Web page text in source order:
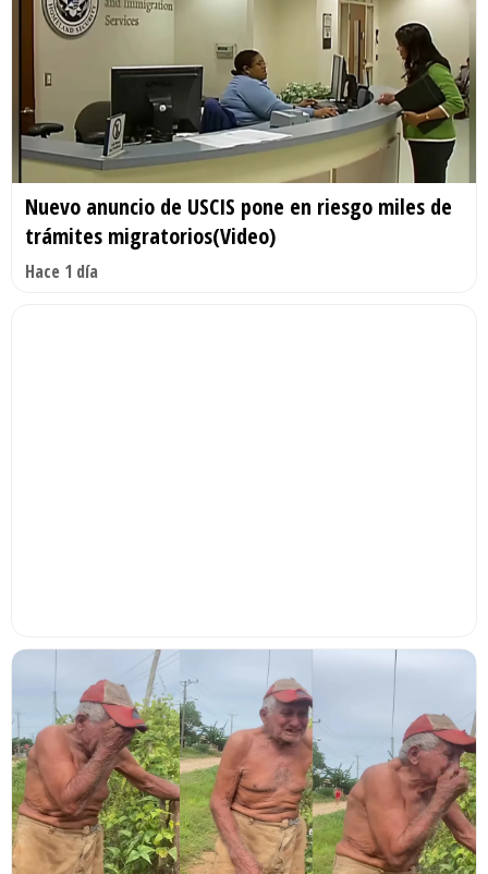
Nuevo anuncio de USCIS pone en riesgo miles de
trámites migratorios(Video)
Hace 1 día